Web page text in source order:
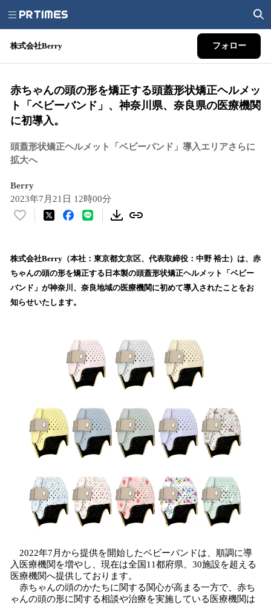
株式会社Berry フォロー
赤ちゃんの頭の形を矯正する頭蓋形状矯正ヘルメッ
ト「ベビーバンド」、神奈川県、奈良県の医療機関
に初導入。
頭蓋形状矯正ヘルメット「ベビーバンド」導入エリアさらに
拡大へ
Berry
2023年7月21日 12時00分
い
！
数
を
読
株式会社Berry（本社：東京都文京区、代表取締役：中野 裕士）は、赤
ちゃんの頭の形を矯正する日本製の頭蓋形状矯正ヘルメット「ベビー
バンド」が神奈川、奈良地域の医療機関に初めて導入されたことをお
知らせいたします。
2022年7月から提供を開始したベビーバンドは、順調に導
入医療機関を増やし、現在は全国11都府県、30施設を超える
医療機関へ提供しております。
赤ちゃんの頭のかたちに関する関心が高まる一方で、赤ち
ゃんの頭の形に関する相談や治療を実施している医療機関は